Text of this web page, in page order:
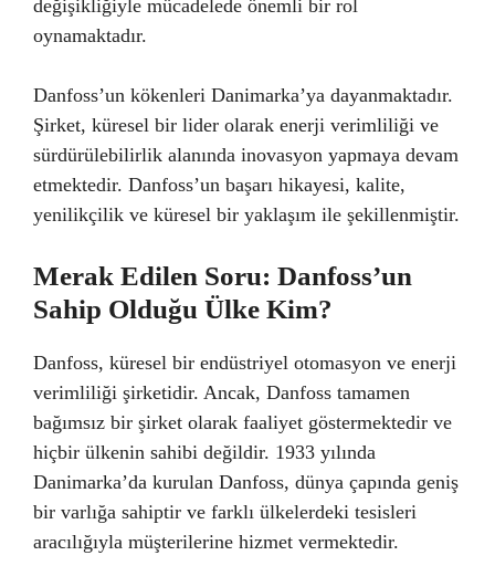
değişikliğiyle mücadelede önemli bir rol
oynamaktadır.
Danfoss’un kökenleri Danimarka’ya dayanmaktadır.
Şirket, küresel bir lider olarak enerji verimliliği ve
sürdürülebilirlik alanında inovasyon yapmaya devam
etmektedir. Danfoss’un başarı hikayesi, kalite,
yenilikçilik ve küresel bir yaklaşım ile şekillenmiştir.
Merak Edilen Soru: Danfoss’un
Sahip Olduğu Ülke Kim?
Danfoss, küresel bir endüstriyel otomasyon ve enerji
verimliliği şirketidir. Ancak, Danfoss tamamen
bağımsız bir şirket olarak faaliyet göstermektedir ve
hiçbir ülkenin sahibi değildir. 1933 yılında
Danimarka’da kurulan Danfoss, dünya çapında geniş
bir varlığa sahiptir ve farklı ülkelerdeki tesisleri
aracılığıyla müşterilerine hizmet vermektedir.